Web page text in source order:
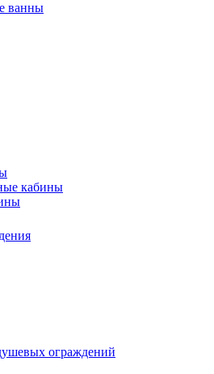
ванны
кабины
ограждений